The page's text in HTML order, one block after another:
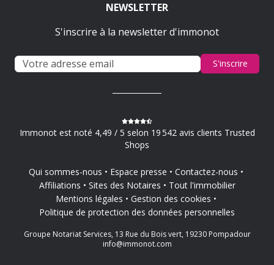
NEWSLETTER
S'inscrire à la newsletter d'immonot
S'inscrire
Immonot est noté 4,49 / 5 selon 19 542 avis clients Trusted
Shops
Qui sommes-nous Espace presse
Contactez-nous
Affiliations
Sites des Notaires
Tout l'immobilier
Mentions légales
Gestion des cookies
Politique de protection des données personnelles
Groupe Notariat Services, 13 Rue du Bois vert, 19230 Pompadour
info@immonot.com